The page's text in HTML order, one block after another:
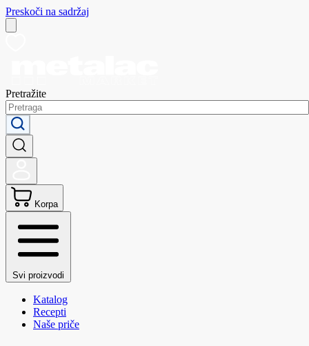
Preskoči na sadržaj
Pretražite
Korpa
Svi proizvodi
Katalog
Recepti
Naše priče